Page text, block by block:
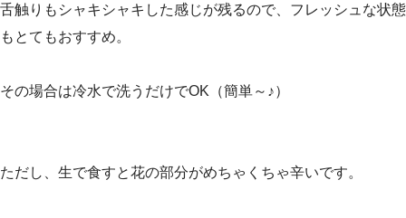
舌触りもシャキシャキした感じが残るので、フレッシュな状態
もとてもおすすめ。
その場合は冷水で洗うだけでOK（簡単～♪）
ただし、生で食すと花の部分がめちゃくちゃ辛いです。